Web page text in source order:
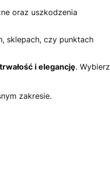
oraz uszkodzenia
sklepach, czy punktach
i elegancję. Wybierz
zakresie.